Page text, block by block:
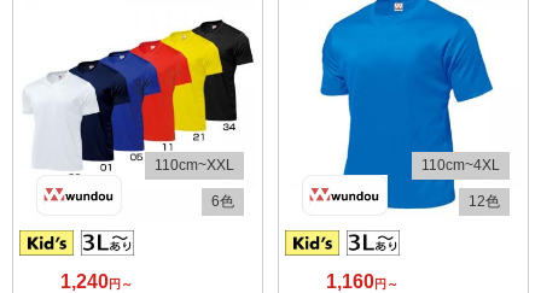
6色
110cm~XXL
1,240円～
12色
110cm~4XL
1,160円～